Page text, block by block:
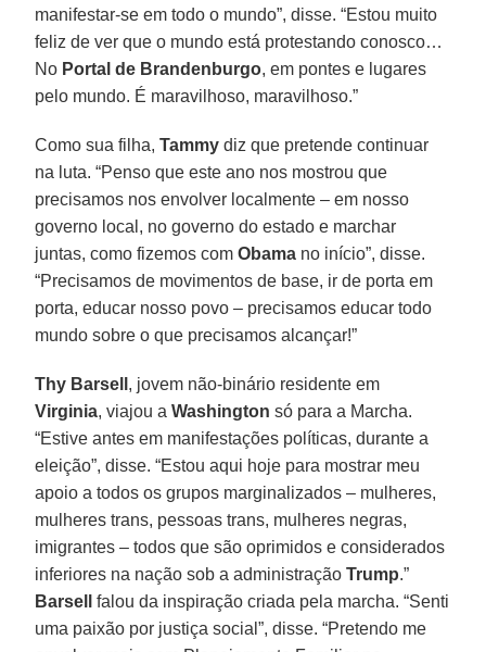
manifestar-se em todo o mundo”, disse. “Estou muito
feliz de ver que o mundo está protestando conosco…
No Portal de Brandenburgo, em pontes e lugares
pelo mundo. É maravilhoso, maravilhoso.”
Como sua filha,Tammy diz que pretende continuar
na luta. “Penso que este ano nos mostrou que
precisamos nos envolver localmente – em nosso
governo local, no governo do estado e marchar
juntas, como fizemos comObama no início”, disse.
“Precisamos de movimentos de base, ir de porta em
porta, educar nosso povo – precisamos educar todo
mundo sobre o que precisamos alcançar!”
Thy Barsell , jovem não-binário residente em
Virginia, viajou aWashington só para a Marcha.
“Estive antes em manifestações políticas, durante a
eleição”, disse. “Estou aqui hoje para mostrar meu
apoio a todos os grupos marginalizados – mulheres,
mulheres trans, pessoas trans, mulheres negras,
imigrantes – todos que são oprimidos e considerados
inferiores na nação sob a administraçãoTrump.”
Barsell
falou da inspiração criada pela marcha. “Senti
uma paixão por justiça social”, disse. “Pretendo me